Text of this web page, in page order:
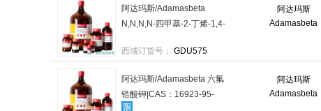
阿达玛斯
Adamasbeta
阿达玛斯/Adamasbeta
N,N,N,N-四甲基-2-丁烯-1,4-
4|98%+;RG|1g/瓶|2-8°C，
西域订货号： GDU575
阿达玛斯
Adamasbeta
阿达玛斯/Adamasbeta 六氟
锆酸钾|CAS：16923-95-